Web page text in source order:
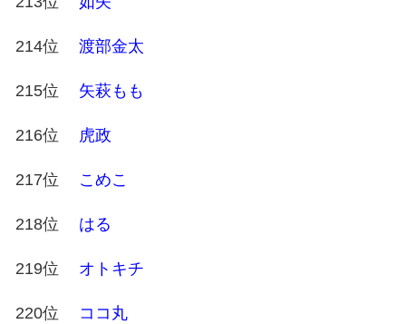
214位 渡部金太
215位 矢萩もも
216位 虎政
217位 こめこ
218位 はる
219位 オトキチ
220位 ココ丸